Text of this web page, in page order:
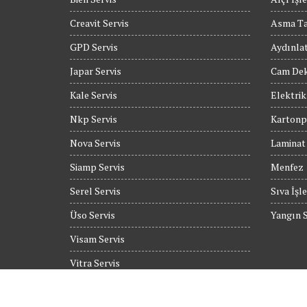
Creavit Servis
GPD Servis
Japar Servis
Kale Servis
Nkp Servis
Nova Servis
Siamp Servis
Serel Servis
Üso Servis
Visam Servis
Vitra Servis
Asma
Cam
Elektrik
Menfez
Sıva
Yangın